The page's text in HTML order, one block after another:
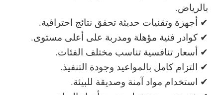
بالرياض.
✔ أجهزة وتقنيات حديثة تحقق نتائج احترافية.
✔ كوادر فنية مؤهلة ومدربة على أعلى مستوى.
✔ أسعار تنافسية تناسب مختلف الفئات.
✔ التزام كامل بالمواعيد وجودة التنفيذ.
✔ استخدام مواد آمنة وصديقة للبيئة.